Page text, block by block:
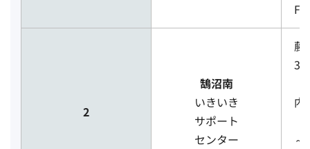
2
鵠沼南
いきいき
サポート
センター
藤
34
内
～